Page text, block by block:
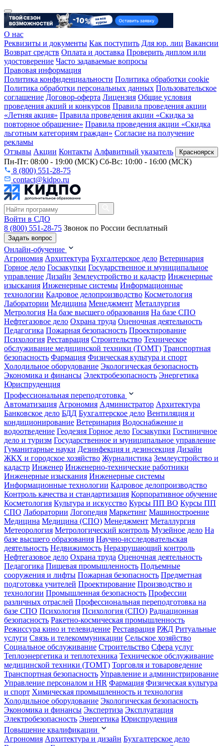
О нас
Реквизиты и документы Как поступить Для юр. лиц Вакансии
Возврат средств Оплата и доставка Проверить диплом или
удостоверение Часто задаваемые вопросы
Правовая информация
Политика конфиденциальности Политика обработки cookie
Политика обработки персональных данных Пользовательское
соглашение Договор-оферта Лицензия Общие условия
проведения акций и конкурсов Правила проведения акции
«Летняя акция» Правила проведения акции «Скидка за
повторное обращение» Правила проведения акции «Скидка
льготным категориям граждан» Согласие на получение
рекламы
Отзывы Акции Контакты Алфавитный указатель Красноярск
Пн-Пт: 08:00 - 19:00 (МСК) Сб-Вс: 10:00 - 16:00 (МСК)
8 (800) 551-28-75
contact@kidpo.ru
Войти в СДО
8 (800) 551-28-75 Звонок по России бесплатный
Задать вопрос
Онлайн-обучение
Агрономия Архитектура Бухгалтерское дело Ветеринария
Горное дело Госзакупки Государственное и муниципальное
управление Дизайн Землеустройство и кадастр Инженерные
изыскания Инженерные системы Информационные
технологии Кадровое делопроизводство Косметология
Лаборатории Медицина Менеджмент Металлургия
Метрология На базе высшего образования На базе СПО
Нефтегазовое дело Охрана труда Оценочная деятельность
Педагогика Пожарная безопасность Проектирование
Психология Реставрация Строительство Техническое
обслуживание медицинской техники (ТОМТ) Транспортная
безопасность Фармация Физическая культура и спорт
Холодильное оборудование Экологическая безопасность
Экономика и финансы Электробезопасность Энергетика
Юриспруденция
Профессиональная переподготовка
Автоматизация Агрономия Администратор Архитектура
Банковское дело БДД Бухгалтерское дело Вентиляция и
кондиционирование Ветеринария Водоснабжение и
водоотведение Геодезия Горное дело Госзакупки Гостиничное
дело и туризм Государственное и муниципальное управление
Гуманитарные науки Дезинфекция и дезинсекция Дизайн
ЖКХ и городское хозяйство Журналистика Землеустройство и
кадастр Инженер Инженерно-технические работники
Инженерные изыскания Инженерные системы
Информационные технологии Кадровое делопроизводство
Контроль качества и стандартизация Корпоративное обучение
Косметология Культура и искусство Курсы ПП ВО Курсы ПП
СПО Лаборатории Логопедия Маркетинг Машиностроение
Медицина Медицина (СПО) Менеджмент Металлургия
Метеорология Метрологический контроль Музейное дело На
базе высшего образования Научно-исследовательская
деятельность Недвижимость Неразрушающий контроль
Нефтегазовое дело Охрана труда Оценочная деятельность
Педагогика Пищевая промышленность Подъемные
сооружения и лифты Пожарная безопасность Предметная
подготовка учителей Проектирование Производство и
технологии Промышленная безопасность Профессии
различных отраслей Профессиональная переподготовка на
базе СПО Психология Психология (СПО) Радиационная
безопасность Ракетно-космическая промышленность
Режиссура кино и телевидение Реставрация РЖД Ритуальные
услуги Связь и телекоммуникации Сельское хозяйство
Социальное обслуживание Строительство Сфера услуг
Теплоэнергетика и теплотехника Техническое обслуживание
медицинской техники (ТОМТ) Торговля и товароведение
Транспортная безопасность Управление и администрирование
Управление персоналом и HR Фармация Физическая культура
и спорт Химическая промышленность и технология
Холодильное оборудование Экологическая безопасность
Экономика и финансы Экспертиза Эксплуатация
Электробезопасность Энергетика Юриспруденция
Повышение квалификации
Агрономия Архитектура и дизайн Бухгалтерское дело